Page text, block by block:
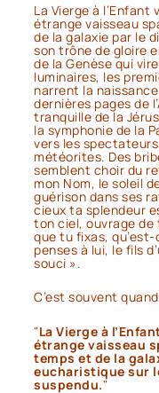
La Vierge à
étrange vaisseau
de la galaxie par le
son trône de gloire
de la Genèse qui
luminaires, les
narrent la
dernières pages de
tranquille de la
la symphonie de la
vers les
météorites. Des
semblent choir du
mon Nom, le soleil
guérison dans ses
cieux ta splendeur
ton ciel, ouvrage
que tu fixas, qu’est-
penses à lui, le fils
souci ».
C’est souvent
La Vierge à
étrange vaisseau
temps et de la
eucharistique sur
suspendu.